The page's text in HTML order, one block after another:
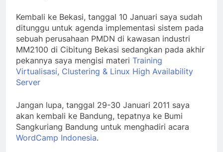
Kembali ke Bekasi, tanggal 10 Januari saya sudah
ditunggu untuk agenda implementasi sistem pada
sebuah perusahaan PMDN di kawasan industri
MM2100 di Cibitung Bekasi sedangkan pada akhir
pekannya saya mengisi materi Training
Virtualisasi, Clustering & Linux High Availability
Server
Jangan lupa, tanggal 29-30 Januari 2011 saya
akan kembali ke Bandung, tepatnya ke Bumi
Sangkuriang Bandung untuk menghadiri acara
WordCamp Indonesia.